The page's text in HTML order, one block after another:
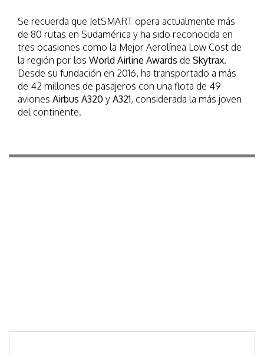
Se recuerda que JetSMART opera actualmente más
de 80 rutas en Sudamérica y ha sido reconocida en
tres ocasiones como la Mejor Aerolínea Low Cost de
la región por los World Airline Awards de Skytrax.
Desde su fundación en 2016, ha transportado a más
de 42 millones de pasajeros con una flota de 49
aviones Airbus A320 y A321, considerada la más joven
del continente.